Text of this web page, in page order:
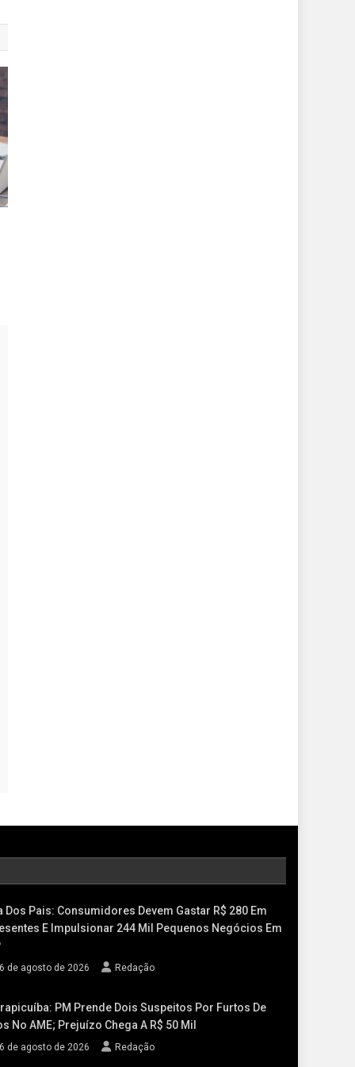
Dos Pais: Consumidores Devem Gastar R$ 280 Em
E Impulsionar 244 Mil Pequenos Negócios Em
de agosto de 2026 Redação
PM Prende Dois Suspeitos Por Furtos De
No AME; Prejuízo Chega A R$ 50 Mil
de agosto de 2026 Redação